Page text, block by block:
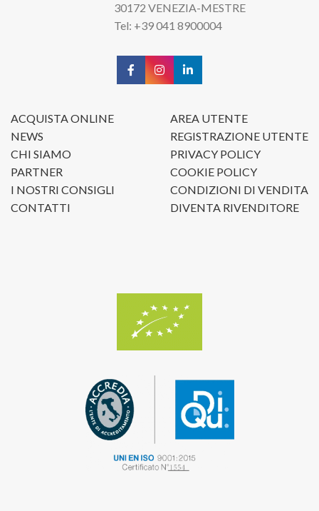
30172 VENEZIA-MESTRE
Tel: +39 041 8900004
ACQUISTA ONLINE
NEWS
CHI SIAMO
PARTNER
I NOSTRI CONSIGLI
CONTATTI
AREA UTENTE
REGISTRAZIONE UTENTE
PRIVACY POLICY
COOKIE POLICY
CONDIZIONI DI VENDITA
DIVENTA RIVENDITORE